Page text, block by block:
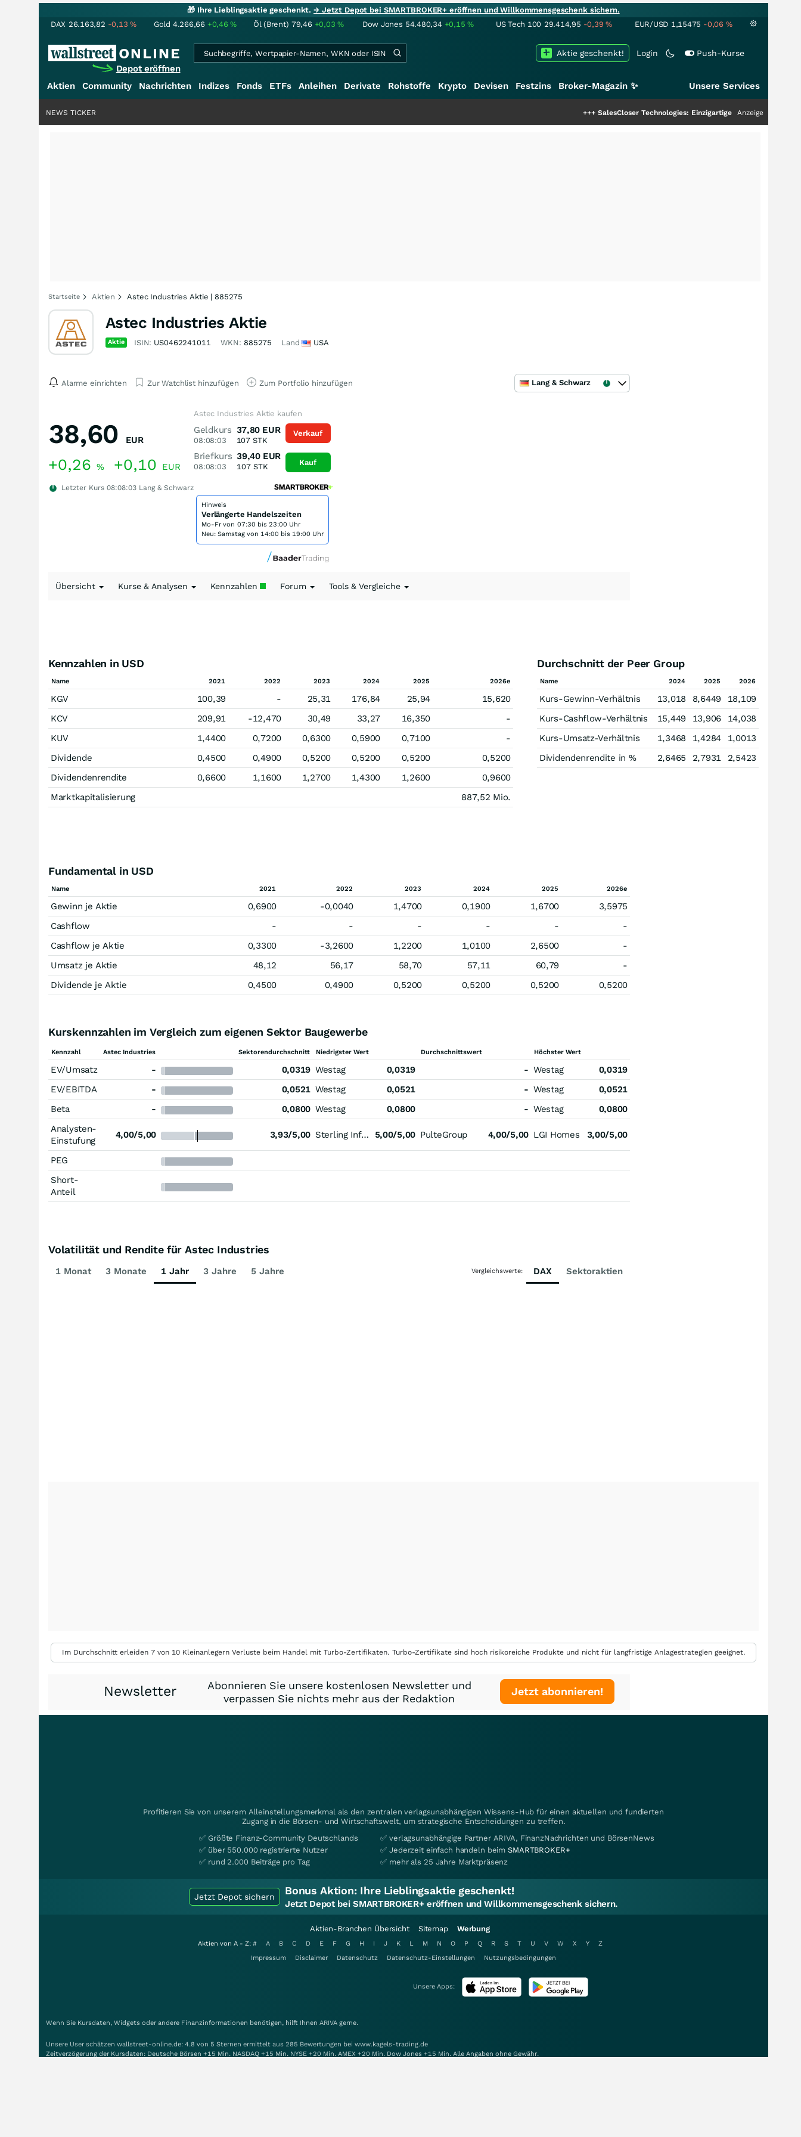
🎁 Ihre Lieblingsaktie geschenkt.→ Jetzt Depot bei SMARTBROKER+ eröffnen und Willkommensgeschenk sichern.
DAX 26.163,82 -0,13% Gold 4.266,66 +0,46% Öl (Brent) 79,46 +0,03% Dow Jones 54.480,34 +0,15% US Tech 100 29.414,95 -0,39% EUR/USD 1,15475 -0,06 %
Depot eröffnen
Login Push-Kurse
Aktie geschenkt!
Aktien Community Nachrichten Indizes Fonds ETFs Anleihen Derivate Rohstoffe Krypto Devisen Festzins Broker-Magazin ✨ Unsere Services
SalesCloser Technologies: Einzigartige Leistung zieht die Top-Dogs
Anzeige
NEWS TICKER
Startseite Aktien Astec Industries Aktie | 885275
Astec Industries Aktie
Aktie ISIN: US0462241011 WKN: 885275 Land USA
Alarme einrichten Zur Watchlist hinzufügen Zum Portfolio hinzufügen Lang & Schwarz
38,60 EUR
+0,26 % +0,10 EUR
Letzter Kurs 08:08:03 Lang & Schwarz
Astec Industries Aktie kaufen
Geldkurs
08:08:03
37,80 EUR
107 STK
Briefkurs
08:08:03
39,40 EUR
107STK
Verkauf
Kauf
Hinweis
Verlängerte Handelszeiten
Mo-Fr von 07:30 bis 23:00 Uhr
Neu: Samstag von 14:00 bis 19:00 Uhr
Übersicht Kurse & Analysen Kennzahlen Forum Tools & Vergleiche
Kennzahlen in USD
Name 2021 2022 2023 2024 2025 2026e
KGV 100,39 - 25,31 176,84 25,94
15,620
KCV
209,91 -12,470 30,49 33,27 16,350
-
KUV
1,4400 0,7200 0,6300 0,5900 0,7100
-
Dividende
0,4500 0,4900 0,5200 0,5200 0,5200
0,5200
Dividendenrendite
0,6600 1,1600 1,2700 1,4300 1,2600
0,9600
Marktkapitalisierung
887,52 Mio.
Durchschnitt der Peer Group
Name 2024 2025 2026
Kurs-Gewinn-Verhältnis 13,018 8,6449
18,109
Kurs-Cashflow-Verhältnis
15,449 13,906
14,038
Kurs-Umsatz-Verhältnis
1,3468 1,4284
1,0013
Dividendenrendite in %
2,6465 2,7931 2,5423
Fundamental in USD
Name 2021 2022 2023 2024 2025 2026e
Gewinn je Aktie 0,6900 -0,0040 1,4700 0,1900 1,6700
3,5975
Cashflow
- - - - -
-
Cashflow je Aktie
0,3300 -3,2600 1,2200 1,0100 2,6500
-
Umsatz je Aktie
48,12 56,17 58,70 57,11 60,79
-
Dividende je Aktie
0,4500 0,4900 0,5200 0,5200 0,5200 0,5200
Kurskennzahlen im Vergleich zum eigenen Sektor Baugewerbe
Kennzahl Astec Industries Sektorendurchschnitt Niedrigster Wert Durchschnittswert Höchster Wert
EV/Umsatz - 0,0319 Westag 0,0319 - Westag
0,0319
EV/EBITDA
- 0,0521 Westag 0,0521 - Westag
0,0521
Beta
- 0,0800 Westag 0,0800 - Westag
0,0800
Analysten-
Einstufung
4,00/5,00 3,93/5,00 Sterling Infrastructure 5,00/5,00 PulteGroup 4,00/5,00 LGI Homes 3,00/5,00
PEG
Short-
Anteil
Volatilität und Rendite für Astec Industries
1 Monat 3 Monate 1 Jahr 3 Jahre 5 Jahre Vergleichswerte: DAX Sektoraktien
Im Durchschnitt erleiden 7 von 10 Kleinanlegern Verluste beim Handel mit Turbo-Zertifikaten. Turbo-Zertifikate sind hoch risikoreiche Produkte und nicht für langfristige Anlagestrategien geeignet.
Newsletter
Abonnieren Sie unsere kostenlosen Newsletter und
verpassen Sie nichts mehr aus der Redaktion
Jetzt abonnieren!
Profitieren Sie von unserem Alleinstellungsmerkmal als den zentralen verlagsunabhängigen Wissens-Hub für einen aktuellen und fundierten
Zugang in die Börsen- und Wirtschaftswelt, um strategische Entscheidungen zu treffen.
✅ Größte Finanz-Community Deutschlands
✅ über 550.000 registrierte Nutzer
✅ rund 2.000 Beiträge pro Tag
✅ verlagsunabhängige Partner ARIVA, FinanzNachrichten und BörsenNews
✅ Jederzeit einfach handeln beimSMARTBROKER+
✅ mehr als 25 Jahre Marktpräsenz
Jetzt Depot sichern Bonus Aktion: Ihre Lieblingsaktie geschenkt!
Jetzt Depot bei SMARTBROKER+ eröffnen und Willkommensgeschenk sichern.
Aktien-Branchen Übersicht Sitemap Werbung
Aktien von A - Z: # A B C D E F G H I J K L M N O P Q R S T U V W X Y
Z
Impressum
Disclaimer Datenschutz Datenschutz-Einstellungen Nutzungsbedingungen
Unsere Apps:
Wenn Sie Kursdaten, Widgets oder andere Finanzinformationen benötigen, hilft Ihnen ARIVA gerne.
Unsere User schätzen wallstreet-online.de: 4.8 von 5 Sternen ermittelt aus 285 Bewertungen bei www.kagels-trading.de
Zeitverzögerung der Kursdaten: Deutsche Börsen +15 Min. NASDAQ +15 Min. NYSE +20 Min. AMEX +20 Min. Dow Jones +15 Min. Alle Angaben ohne Gewähr.